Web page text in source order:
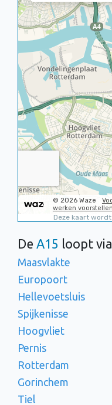
De A15 loopt via
Maasvlakte
Europoort
Hellevoetsluis
Spijkenisse
Hoogvliet
Pernis
Rotterdam
Gorinchem
Tiel